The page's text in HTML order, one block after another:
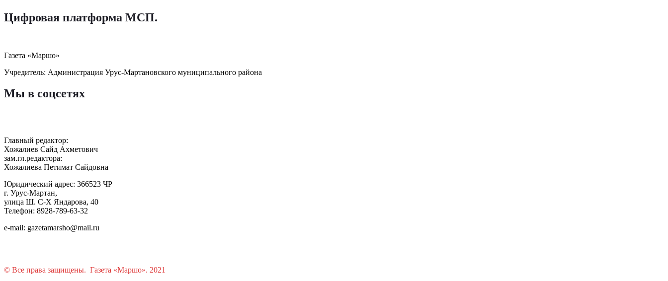
Цифровая платформа МСП.
Газета «Маршо»
Учредитель: Администрация Урус-Мартановского муниципального района
Мы в соцсетях
Главный редактор:
Хожалиев Сайд Ахметович
зам.гл.редактора:
Хожалиева Петимат Сайдовна
Юридический адрес: 366523 ЧР
г. Урус-Мартан,
улица Ш. С-Х Яндарова, 40
Телефон: 8928-789-63-32
e-mail: gazetamarsho@mail.ru
© Все права защищены. Газета «Маршо». 2021